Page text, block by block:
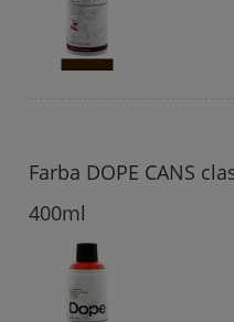
Farba DOPE CANS
400ml